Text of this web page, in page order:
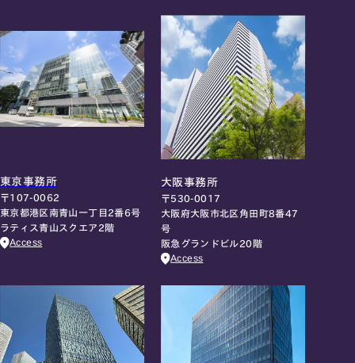
東京事務所
〒107-0062
東京都港区南青山一丁目2番6号
ラティス青山スクエア2階
Access
大阪事務所
〒530-0017
大阪府大阪市北区角田町8番47
号
阪急グランドビル20階
Access